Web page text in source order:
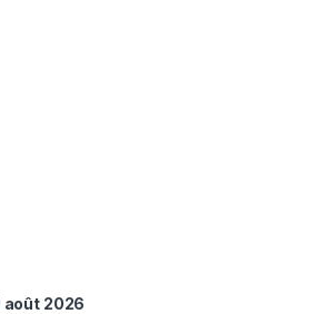
août 2026